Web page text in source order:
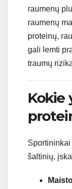
raumenų
raumenų
proteinų,
gali lemti
traumų
Kokie
šaltinių,